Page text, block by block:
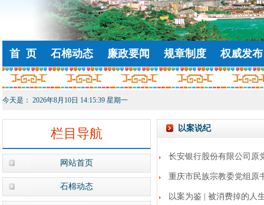
首 页 石棉动态 廉政要闻 规章制度 权威发布
今天是： 2026年8月10日 14:15:39 星期一
栏目导航
网站首页
石棉动态
以案说纪
长安银行股份有限公司原
重庆市民族宗教委党组原
以案为鉴 | 被消费掉的人